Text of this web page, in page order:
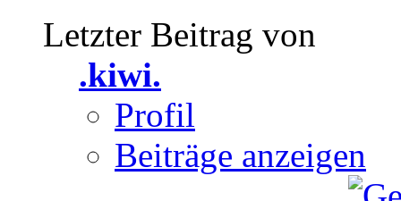
Letzter Beitrag von
.kiwi.
Profil
Beiträge anzeigen